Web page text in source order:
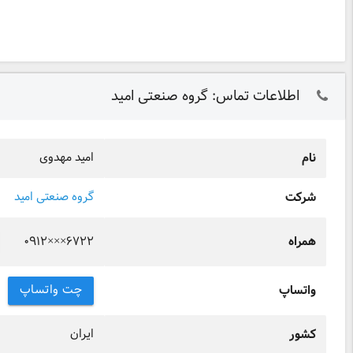
اطلاعات تماس: گروه صنعتی امید
نام امید مهدوی
شرکت گروه صنعتی امید
همراه ۰۹۱۲×××۶۷۲۲
واتساپ چت واتساپ
کشور ایران